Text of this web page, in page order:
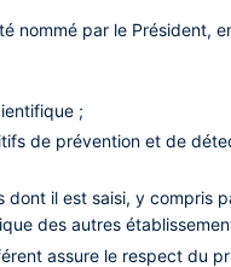
nommé par le Président,
;
de prévention et de
il est saisi, y compris
des autres
assure le respect du